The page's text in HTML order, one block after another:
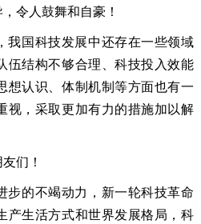
令人鼓舞和自豪！
国科技发展中还存在一些领域
伍结构不够合理、科技投入效能
想认识、体制机制等方面也有一
视，采取更加有力的措施加以解
们！
的不竭动力，新一轮科技革命
产生活方式和世界发展格局，科